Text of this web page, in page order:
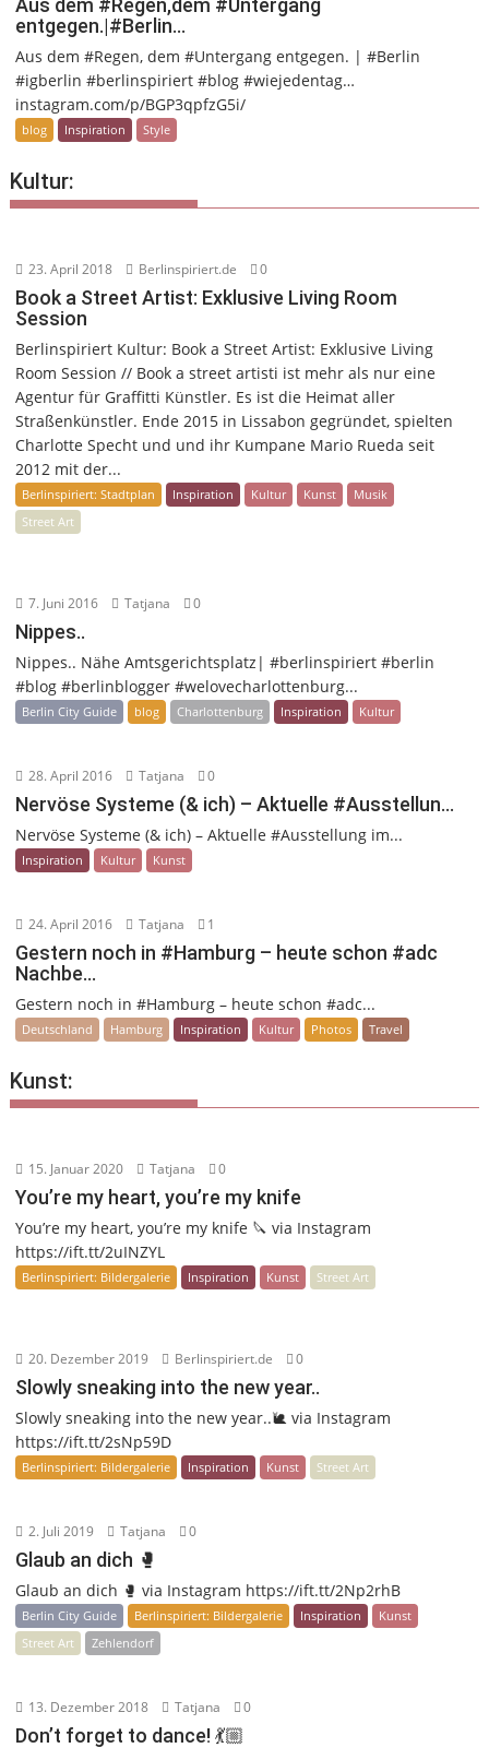
Aus dem #Regen,dem #Untergang
entgegen.|#Berlin…
Aus dem #Regen, dem #Untergang entgegen. | #Berlin
#igberlin #berlinspiriert #blog #wiejedentag…
instagram.com/p/BGP3qpfzG5i/
blog Inspiration Style
Kultur:
23. April 2018 Berlinspiriert.de 0
Book a Street Artist: Exklusive Living Room
Session
Berlinspiriert Kultur: Book a Street Artist: Exklusive Living
Room Session // Book a street artisti ist mehr als nur eine
Agentur für Graffitti Künstler. Es ist die Heimat aller
Straßenkünstler. Ende 2015 in Lissabon gegründet, spielten
Charlotte Specht und und ihr Kumpane Mario Rueda seit
2012 mit der...
Berlinspiriert: Stadtplan Inspiration Kultur Kunst
Musik
Street Art
7. Juni 2016 Tatjana 0
Nippes..
Nippes.. Nähe Amtsgerichtsplatz| #berlinspiriert #berlin
#blog #berlinblogger #welovecharlottenburg...
Berlin City Guide blog Charlottenburg Inspiration Kultur
28. April 2016 Tatjana 0
Nervöse Systeme (& ich) – Aktuelle #Ausstellun…
Nervöse Systeme (& ich) – Aktuelle #Ausstellung im...
Inspiration Kultur Kunst
24. April 2016 Tatjana 1
Gestern noch in #Hamburg – heute schon #adc
Nachbe…
Gestern noch in #Hamburg – heute schon #adc...
Deutschland Hamburg Inspiration Kultur Photos Travel
Kunst:
15. Januar 2020 Tatjana 0
You’re my heart, you’re my knife
You’re my heart, you’re my knife 🔪 via Instagram
https://ift.tt/2uINZYL
Berlinspiriert: Bildergalerie Inspiration Kunst Street Art
20. Dezember 2019 Berlinspiriert.de 0
Slowly sneaking into the new year..
Slowly sneaking into the new year..🐌 via Instagram
https://ift.tt/2sNp59D
Berlinspiriert: Bildergalerie Inspiration Kunst Street Art
2. Juli 2019 Tatjana 0
Glaub an dich 🥊
Glaub an dich 🥊 via Instagram https://ift.tt/2Np2rhB
Berlin City Guide Berlinspiriert: Bildergalerie Inspiration
Kunst
Street Art
Zehlendorf
13. Dezember 2018 Tatjana 0
Don’t forget to dance! 💃🏼